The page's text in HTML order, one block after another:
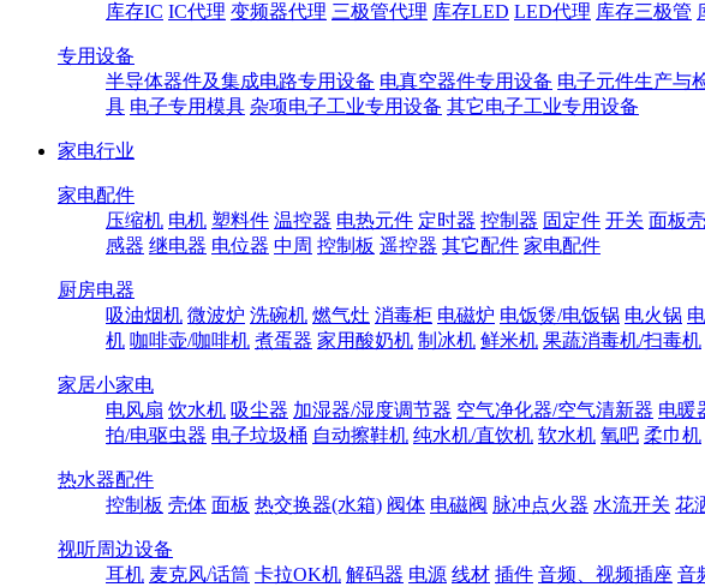
库存IC IC代理 变频器代理 三极管代理 库存LED LED代理 库存三极管
专用设备
半导体器件及集成电路专用设备 电真空器件专用设备 电子元件生产与
具 电子专用模具 杂项电子工业专用设备 其它电子工业专用设备
家电行业
家电配件
压缩机 电机 塑料件 温控器 电热元件 定时器 控制器 固定件 开关 面板
感器 继电器 电位器 中周 控制板 遥控器 其它配件 家电配件
厨房电器
吸油烟机 微波炉 洗碗机 燃气灶 消毒柜 电磁炉 电饭煲/电饭锅 电火锅
机 咖啡壶/咖啡机 煮蛋器 家用酸奶机 制冰机 鲜米机 果蔬消毒机/扫毒机
家居小家电
电风扇 饮水机 吸尘器 加湿器/湿度调节器 空气净化器/空气清新器 电暖
拍/电驱虫器 电子垃圾桶 自动擦鞋机 纯水机/直饮机 软水机 氧吧 柔巾机
热水器配件
控制板 壳体 面板 热交换器(水箱) 阀体 电磁阀 脉冲点火器 水流开关 花
视听周边设备
耳机 麦克风/话筒 卡拉OK机 解码器 电源 线材 插件 音频、视频插座 音